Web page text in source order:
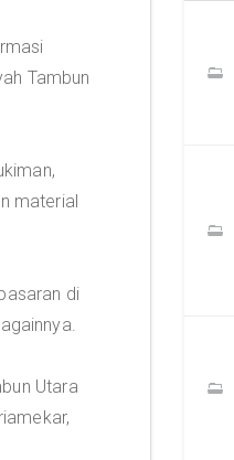
Tambun
material
di
Utara